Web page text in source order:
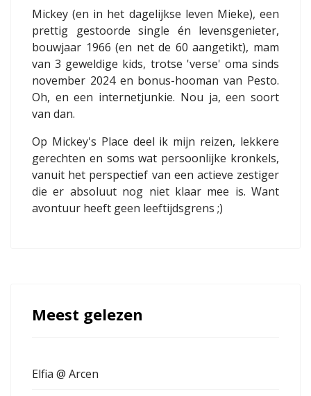
Mickey (en in het dagelijkse leven Mieke), een
prettig gestoorde single én levensgenieter,
bouwjaar 1966 (en net de 60 aangetikt), mam
van 3 geweldige kids, trotse 'verse' oma sinds
november 2024 en bonus-hooman van Pesto.
Oh, en een internetjunkie. Nou ja, een soort
van dan.
Op Mickey's Place deel ik mijn reizen, lekkere
gerechten en soms wat persoonlijke kronkels,
vanuit het perspectief van een actieve zestiger
die er absoluut nog niet klaar mee is. Want
avontuur heeft geen leeftijdsgrens ;)
Meest gelezen
Elfia @ Arcen